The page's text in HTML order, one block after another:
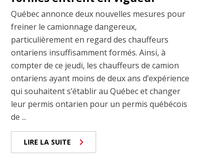
Québec annonce deux nouvelles mesures pour
freiner le camionnage dangereux,
particulièrement en regard des chauffeurs
ontariens insuffisamment formés. Ainsi, à
compter de ce jeudi, les chauffeurs de camion
ontariens ayant moins de deux ans d’expérience
qui souhaitent s’établir au Québec et changer
leur permis ontarien pour un permis québécois
de ...
LIRE LA SUITE